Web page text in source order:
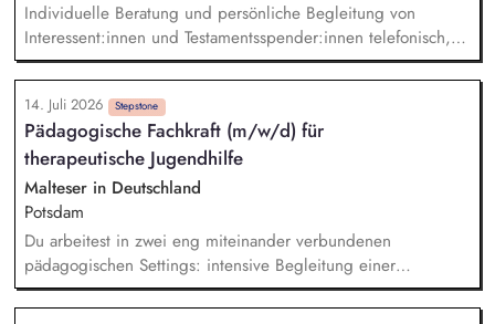
Individuelle Beratung und persönliche Begleitung von
Interessent:innen und Testamentsspender:innen telefonisch,
per E-Mail sowie bei persönlichen Gesprächen Strategische
Weiterentwicklung des Erbschaftsfundraisings und der Donor
Journeys – von der Lead-Akquise über Stewardship bis hin
zur individuellen Förder:innen-Kommunikation Systematische
Planung, Steuerung und Umsetzung von Werbemaßnahmen,
Nachlass-Mailings oder Telefonie-Aktionen sowie die
Durchführung von analogen und digitalen Veranstaltungen
Erstellung von Kommunikationsmaterialien wie Newsletter,
Ratgeber oder Broschüren Kennzahlen-basierte Evaluation
und Optimierung aller Maßnahmen
14. Juli 2026 Stepstone
Pädagogische Fachkraft (m/w/d) für
therapeutische Jugendhilfe
Malteser in Deutschland
Potsdam
Du arbeitest in zwei eng miteinander verbundenen
pädagogischen Settings: intensive Begleitung einer
Jugendlichen im Individualsetting, pädagogische Arbeit in
einer therapeutischen Wohngruppe. Im Individualsetting: